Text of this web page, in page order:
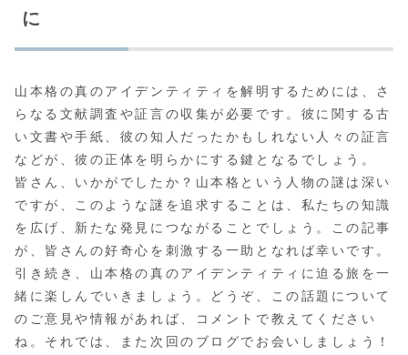
に
山本格の真のアイデンティティを解明するためには、さ
らなる文献調査や証言の収集が必要です。彼に関する古
い文書や手紙、彼の知人だったかもしれない人々の証言
などが、彼の正体を明らかにする鍵となるでしょう。
皆さん、いかがでしたか？山本格という人物の謎は深い
ですが、このような謎を追求することは、私たちの知識
を広げ、新たな発見につながることでしょう。この記事
が、皆さんの好奇心を刺激する一助となれば幸いです。
引き続き、山本格の真のアイデンティティに迫る旅を一
緒に楽しんでいきましょう。どうぞ、この話題について
のご意見や情報があれば、コメントで教えてください
ね。それでは、また次回のブログでお会いしましょう！